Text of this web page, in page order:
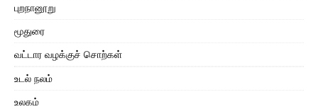
புறநானூறு
மூதுரை
வட்டார வழக்குச் சொற்கள்
உடல் நலம்
உலகம்